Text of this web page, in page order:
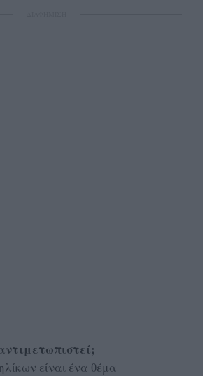
είναι ένα θέμα